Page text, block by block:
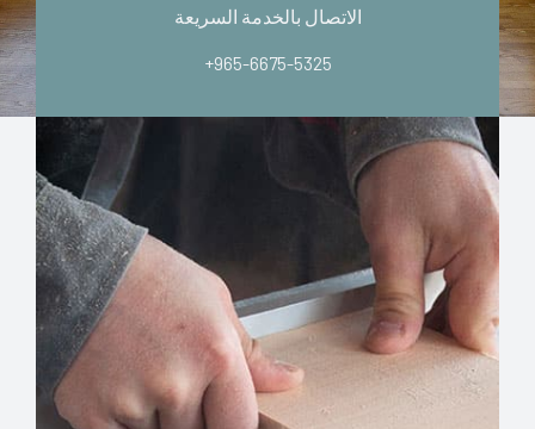
الاتصال بالخدمة السريعة
+965-6675-5325